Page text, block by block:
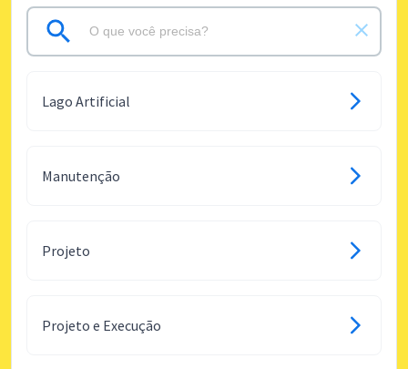
Lago Artificial
Manutenção
Projeto
Projeto e Execução